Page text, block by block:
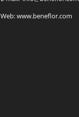
Web:www.beneflor.com